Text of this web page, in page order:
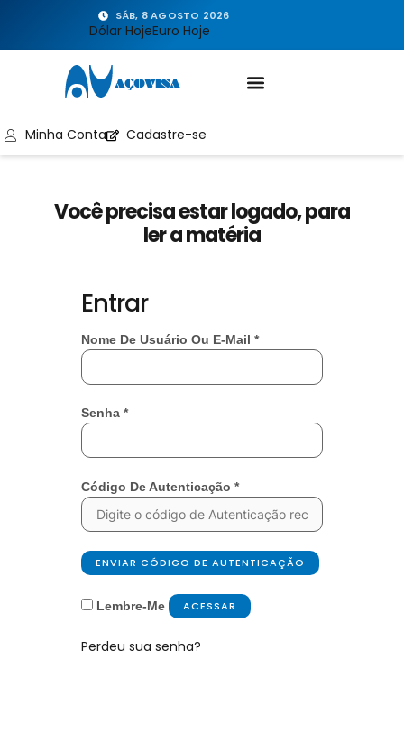
SÁB, 8 AGOSTO 2026
Dólar HojeEuro Hoje
Minha Conta Cadastre-se
Você precisa estar logado, para
ler a matéria
Entrar
Nome De Usuário Ou E-Mail *
Senha *
Código De Autenticação *
ENVIAR CÓDIGO DE AUTENTICAÇÃO
Lembre-Me ACESSAR
Perdeu sua senha?